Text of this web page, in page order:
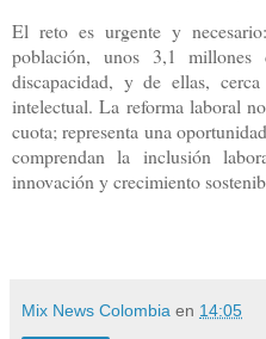
El reto es urgente y
población, unos 3,1 millones
discapacidad, y de ellas,
intelectual. La reforma laboral
cuota; representa una
comprendan la inclusión
innovación y crecimiento
Mix News Colombia en 14:05